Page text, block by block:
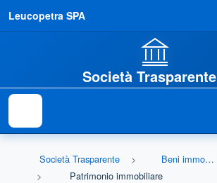
Leucopetra SPA
Società Trasparente
Società Trasparente
Beni immobili e gestione patrimonio
Patrimonio immobiliare